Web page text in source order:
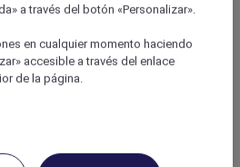
a través del botón «Personalizar».
en cualquier momento haciendo
accesible a través del enlace
de la página.